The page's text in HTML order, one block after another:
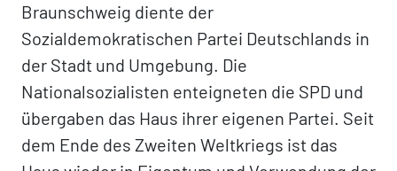
Braunschweig diente der
Sozialdemokratischen Partei Deutschlands in
der Stadt und Umgebung. Die
Nationalsozialisten enteigneten die SPD und
übergaben das Haus ihrer eigenen Partei. Seit
dem Ende des Zweiten Weltkriegs ist das